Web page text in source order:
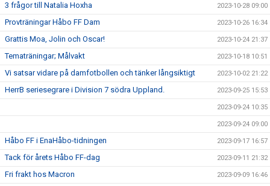
3 frågor till Natalia Hoxha 2023-10-28 09:00
Provträningar Håbo FF Dam 2023-10-26 16:34
Grattis Moa, Jolin och Oscar! 2023-10-24 21:37
Tematräningar; Målvakt 2023-10-18 10:51
Vi satsar vidare på damfotbollen och tänker långsiktigt 2023-10-02 21:22
HerrB seriesegrare i Division 7 södra Uppland. 2023-09-25 15:53
2023-09-24 10:35
2023-09-24 09:00
Håbo FF i EnaHåbo-tidningen 2023-09-17 16:57
Tack för årets Håbo FF-dag 2023-09-11 21:32
Fri frakt hos Macron 2023-09-09 16:46